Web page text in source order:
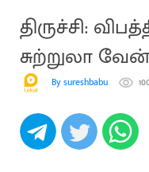
திருச்சி:
சுற்றுலா வேன்
By sureshbabu